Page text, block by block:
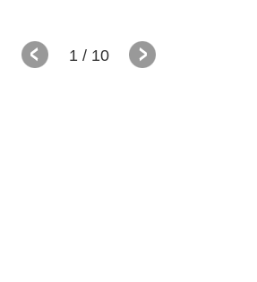
1/ 10